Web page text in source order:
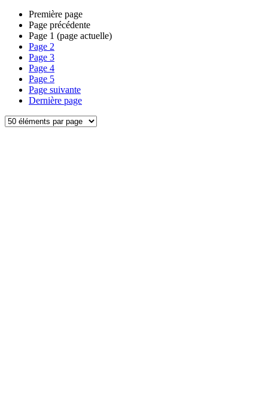
Première page
Page précédente
Page 1 (page actuelle)
Page 2
Page 3
Page 4
Page 5
Page suivante
Dernière page